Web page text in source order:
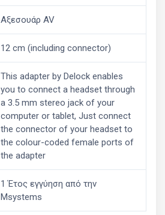
Αξεσουάρ AV
12 cm (including connector)
This adapter by Delock enables
you to connect a headset through
a 3.5 mm stereo jack of your
computer or tablet, Just connect
the connector of your headset to
the colour-coded female ports of
the adapter
1 Έτος εγγύηση από την
Msystems